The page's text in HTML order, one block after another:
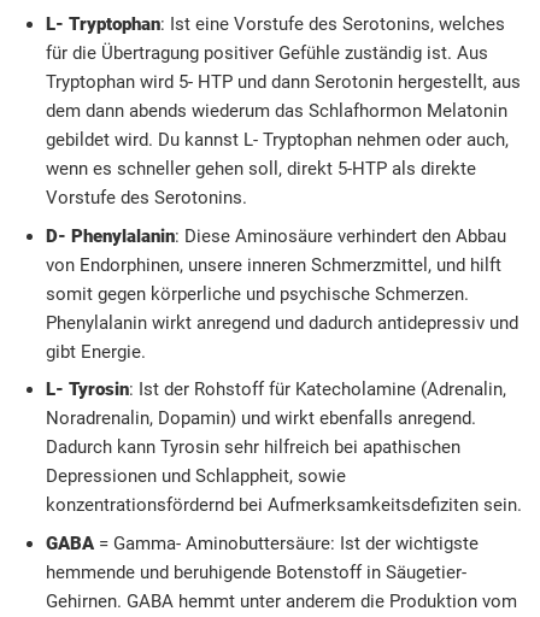
L- Tryptophan: Ist eine Vorstufe des Serotonins, welches
für die Übertragung positiver Gefühle zuständig ist. Aus
Tryptophan wird 5- HTP und dann Serotonin hergestellt, aus
dem dann abends wiederum das Schlafhormon Melatonin
gebildet wird. Du kannst L- Tryptophan nehmen oder auch,
wenn es schneller gehen soll, direkt 5-HTP als direkte
Vorstufe des Serotonins.
D- Phenylalanin: Diese Aminosäure verhindert den Abbau
von Endorphinen, unsere inneren Schmerzmittel, und hilft
somit gegen körperliche und psychische Schmerzen.
Phenylalanin wirkt anregend und dadurch antidepressiv und
gibt Energie.
L- Tyrosin: Ist der Rohstoff für Katecholamine (Adrenalin,
Noradrenalin, Dopamin) und wirkt ebenfalls anregend.
Dadurch kann Tyrosin sehr hilfreich bei apathischen
Depressionen und Schlappheit, sowie
konzentrationsfördernd bei Aufmerksamkeitsdefiziten sein.
GABA= Gamma- Aminobuttersäure: Ist der wichtigste
hemmende und beruhigende Botenstoff in Säugetier-
Gehirnen. GABA hemmt unter anderem die Produktion vom